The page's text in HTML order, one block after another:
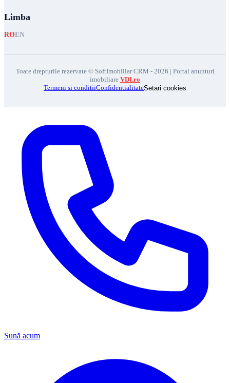
Limba
ROEN
Toate drepturile rezervate © SoftImobiliar CRM - 2026 | Portal anunturi
imobiliare VDI.ro
Termeni si conditiiConfidentialitateSetari cookies
Sună acum